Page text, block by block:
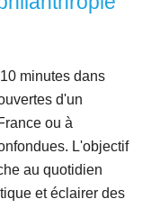
minutes dans
d'un
ou à
L'objectif
au quotidien
et éclairer des